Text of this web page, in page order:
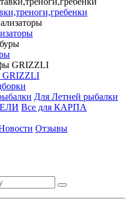
Для Летней рыбалки
Все для КАРПА
Отзывы